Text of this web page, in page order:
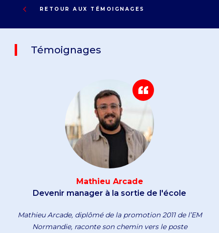
RETOUR AUX TÉMOIGNAGES
Témoignages
Mathieu Arcade
Devenir manager à la sortie de l'école
Mathieu Arcade, diplômé de la promotion 2011 de l’EM
Normandie, raconte son chemin vers le poste